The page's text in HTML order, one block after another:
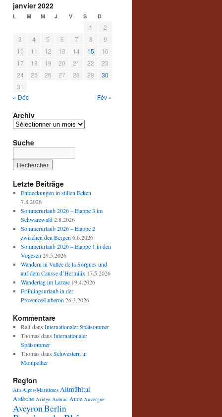
janvier 2022
L M M J V S D
1
2
3
4 5 6 7 8
9
10
11 12 13 14 15
16
17
18 19 20 21 22
23
24
25 26 27 28 29
30
31
« Déc
Fév »
Archiv
Archiv
Suche
Letzte Beiträge
Entdeckungen in stillen Ecken
7.8.2026
Sommerurlaub 2026 – Etappe 3 im
Schwarzwald 2.8.2026
Sommerurlaub 2026 – Etappe 2
zwischen den Bergen 6.6.2026
Sommerurlaub 2026 – Etappe 1 in den
Vogesen 29.5.2026
Wandern in Vallée de la Sorgues und
auf dem Causse d’Hermilix 17.5.2026
Wandertag im Larzac 19.4.2026
Frühlingsurlaub in der
Provence/Luberon 26.3.2026
Kommentare
Ralfdans Internationaler Spätsommer
Thomas dans Internationaler
Spätsommer
Thomas dans Schwestern in
Montpellier
Region
Ain Alpes-Maritimes Altmühltal
Ardèche Ariége Aubrac Aude Auvergne
AveyronBerlin